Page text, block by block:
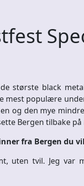
største black
mest populære
og den mye
Bergen tilbake
fra Bergen du
uten tvil. Jeg